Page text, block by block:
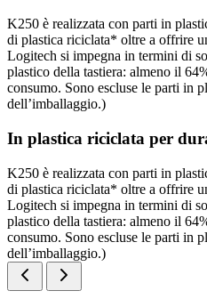
K250 è realizzata con parti in
di plastica riciclata* oltre a offrire
Logitech si impegna in termini di
plastico della tastiera: almeno il
consumo. Sono escluse le parti in
dell’imballaggio.)
In plastica riciclata per
K250 è realizzata con parti in
di plastica riciclata* oltre a offrire
Logitech si impegna in termini di
plastico della tastiera: almeno il
consumo. Sono escluse le parti in
dell’imballaggio.)